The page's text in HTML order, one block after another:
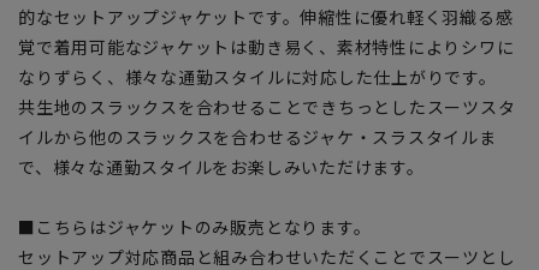
的なセットアップジャケットです。伸縮性に優れ軽く羽織る感
覚で着用可能なジャケットは動き易く、素材特性によりシワに
なりずらく、様々な通勤スタイルに対応した仕上がりです。
共生地のスラックスを合わせることできちっとしたスーツスタ
イルから他のスラックスを合わせるジャケ・スラスタイルま
で、様々な通勤スタイルをお楽しみいただけます。
■こちらはジャケットのみ販売となります。
セットアップ対応商品と組み合わせいただくことでスーツとし